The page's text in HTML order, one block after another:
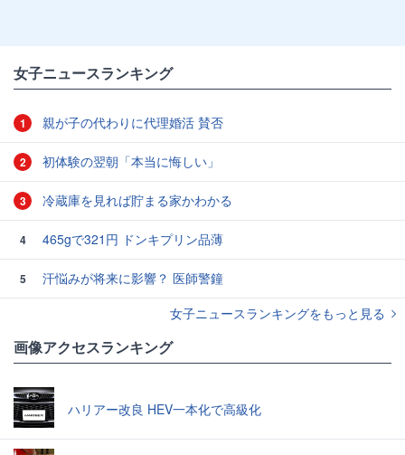
女子ニュースランキング
1 親が子の代わりに代理婚活 賛否
2 初体験の翌朝「本当に悔しい」
3 冷蔵庫を見れば貯まる家かわかる
4 465gで321円 ドンキプリン品薄
5
汗悩みが将来に影響？ 医師警鐘
女子ニュースランキングをもっと見る
画像アクセスランキング
ハリアー改良 HEV一本化で高級化